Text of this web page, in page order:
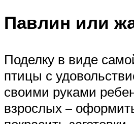
Павлин или
Поделку в виде
птицы с
своими руками
взрослых –